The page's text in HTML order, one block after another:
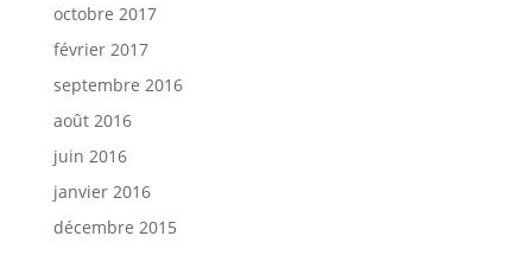
octobre 2017
février 2017
septembre 2016
août 2016
juin 2016
janvier 2016
décembre 2015